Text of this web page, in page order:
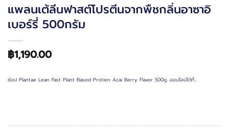
แพลนเต้ลีนฟาสต์โปรตีนจากพืชกลิ่นอาซาอิ
เบอร์รี่ 500กรัม
฿1,190.00
ช้อป Plantae Lean Fast Plant Based Protien Acai Berry Flavor 500g. ออนไลน์ได้ที่…